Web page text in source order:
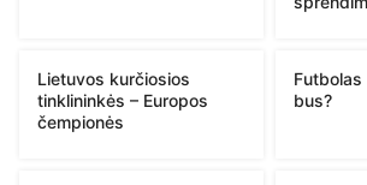
Lietuvos kurčiosios
tinklininkės – Europos
čempionės
bus?